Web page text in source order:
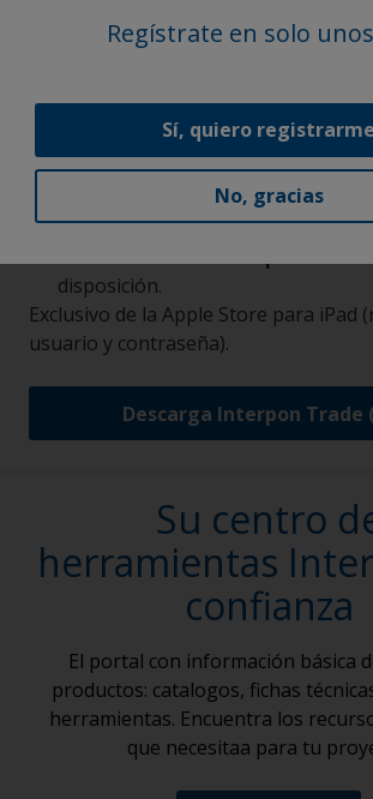
Buscador de productos y
catalogos, calculadoras y ayuda
problemas.
Acceso permanente: siempre
facilitar tus tareas.
disposición.
Exclusivo de la Apple Store para iPad
usuario y contraseña).
Descarga Interpon Trade
Su centro
herramientas
confianza
El portal con información básica
productos: catalogos, fichas
herramientas. Encuentra los
que necesitaa para tu
Regístrate en solo
Sí, quiero registrarme
No, gracias